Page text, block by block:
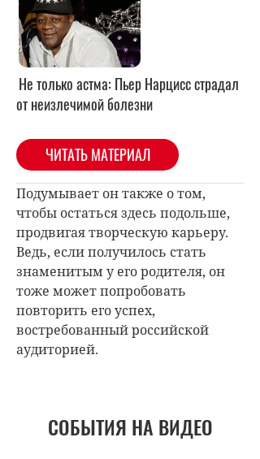
Не только астма: Пьер Нарцисс страдал
от неизлечимой болезни
ЧИТАТЬ МАТЕРИАЛ
Подумывает он также о том,
чтобы остаться здесь подольше,
продвигая творческую карьеру.
Ведь, если получилось стать
знаменитым у его родителя, он
тоже может попробовать
повторить его успех,
востребованный российской
аудиторией.
СОБЫТИЯ НА ВИДЕО